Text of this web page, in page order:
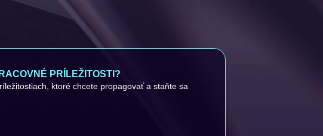
PRÍLEŽITOSTI?
ktoré chcete propagovať a staňte sa